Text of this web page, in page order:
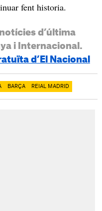
fent historia.
d’última
i Internacional.
d’El Nacional
BARÇA REIAL MADRID